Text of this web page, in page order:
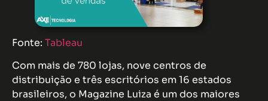
Fonte: Tableau
Com mais de 780 lojas, nove centros de
distribuição e três escritórios em 16 estados
brasileiros, o Magazine Luiza é um dos maiores